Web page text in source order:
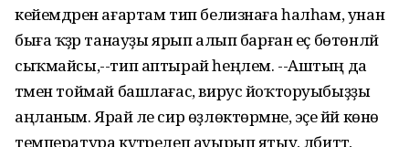
кейемдәрен ағартам тип белизнаға һалһам, унан
быға ҡәҙәр танауҙы ярып алып барған еҫ бөтөнләй
сыҡмайсы,--тип аптырай һеңлем. --Аштың да
тәмен тоймай башлағас, вирус йоҡторуыбыҙҙы
аңланым. Ярай әле сир өҙлөктөрмәне, эҫе йәй көнө
температура күтәрелеп ауырып ятыу, әлбиттә,